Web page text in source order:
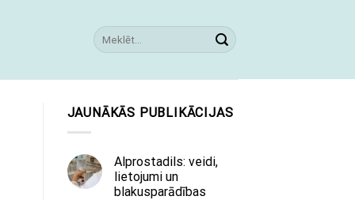
JAUNĀKĀS PUBLIKĀCIJAS
Alprostadils: veidi,
lietojumi un
blakusparādības